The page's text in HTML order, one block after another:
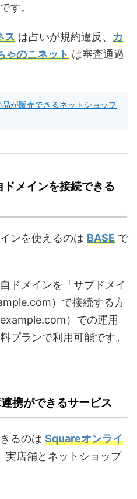
す。
ス は占いが規約違反、 カ
ゃのこネット は審査通過
品が販売できるネットショップ
メインを接続できる
ンを使えるのは BASE で
ドメインを「サブドメイ
）で接続する方
）での運用
プランで利用可能です。
携ができるサービス
るのは Squareオンライ
実店舗とネットショップ